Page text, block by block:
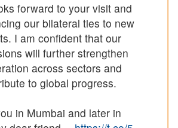
forward to your visit and
our bilateral ties to new
I am confident that our
will further strengthen
across sectors and
to global progress.
in Mumbai and later in